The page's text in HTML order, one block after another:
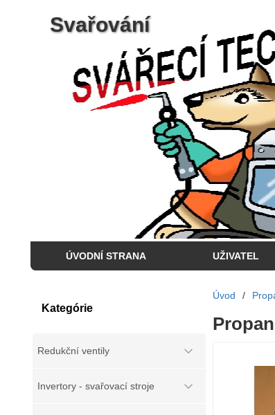
Svařování
ÚVODNÍ STRANA UŽIVATEL
Kategórie
Redukční ventily
Invertory - svařovací stroje
Úvod /